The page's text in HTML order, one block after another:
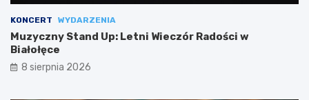
KONCERT WYDARZENIA
Muzyczny Stand Up: Letni Wieczór Radości w
Białołęce
8 sierpnia 2026